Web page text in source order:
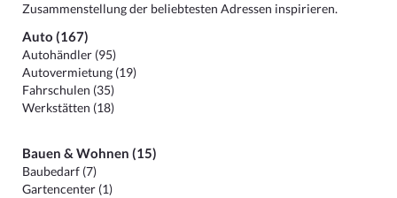
Zusammenstellung der beliebtesten Adressen inspirieren.
Auto (167)
Autohändler (95)
Autovermietung (19)
Fahrschulen (35)
Werkstätten (18)
Bauen & Wohnen (15)
Baubedarf (7)
Gartencenter (1)